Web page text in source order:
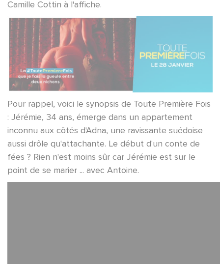
Camille Cottin à l'affiche.
Pour rappel, voici le synopsis de Toute Première Fois
: Jérémie, 34 ans, émerge dans un appartement
inconnu aux côtés d'Adna, une ravissante suédoise
aussi drôle qu'attachante. Le début d'un conte de
fées ? Rien n'est moins sûr car Jérémie est sur le
point de se marier ... avec Antoine.